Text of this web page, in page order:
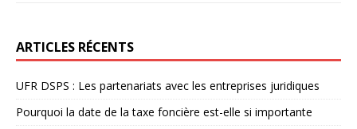
ARTICLES RÉCENTS
UFR DSPS : Les partenariats avec les entreprises juridiques
Pourquoi la date de la taxe foncière est-elle si importante